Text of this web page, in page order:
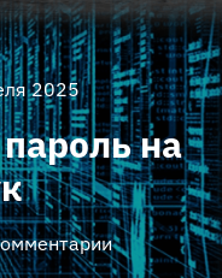
2025
на